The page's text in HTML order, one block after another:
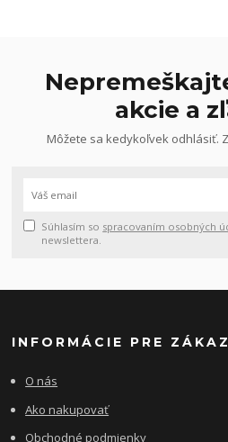
akcie a
Môžete sa kedykoľvek odhlásiť.
Súhlasím so spracovaním osobných
newslettera.
INFORMÁCIE PRE
O nás
Ako nakupovať
Obchodné podmienky